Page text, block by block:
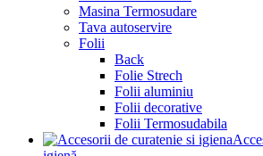
Masina Termosudare
Tava autoservire
Folii
Back
Folie Strech
Folii aluminiu
Folii decorative
Folii Termosudabila